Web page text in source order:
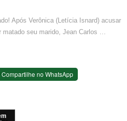
Após Verônica (Letícia Isnard) acusar
matado seu marido, Jean Carlos …
Compartilhe no WhatsApp